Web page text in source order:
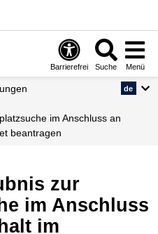
Barrierefrei Suche Menü
beantragen
de
zur
im Anschluss
im